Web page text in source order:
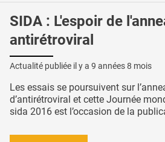
SIDA : L'espoir de
antirétroviral
Actualité publiée il y a 9 années 8 mois
Les essais se poursuivent sur
d’antirétroviral et cette Journée
sida 2016 est l’occasion de la